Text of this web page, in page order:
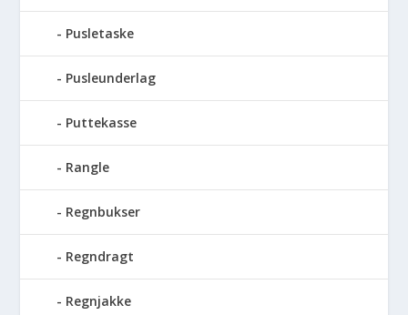
Pusletaske
Pusleunderlag
Puttekasse
Rangle
Regnbukser
Regndragt
Regnjakke